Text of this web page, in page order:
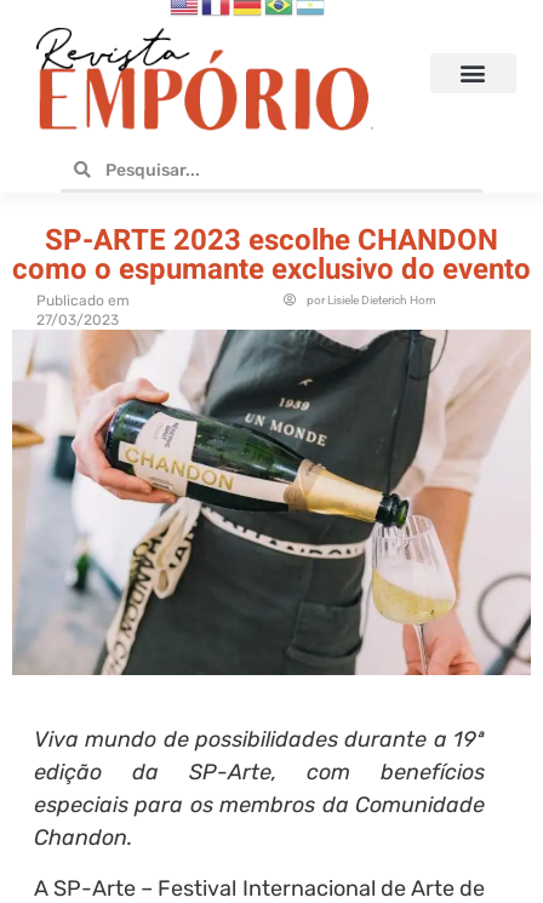
SP-ARTE 2023 escolhe CHANDON
como o espumante exclusivo do evento
Publicado em
27/03/2023
porLisiele Dieterich Horn
Viva mundo de possibilidades durante a 19ª
edição da SP-Arte, com benefícios
especiais para os membros da Comunidade
Chandon.
A SP-Arte – Festival Internacional de Arte de